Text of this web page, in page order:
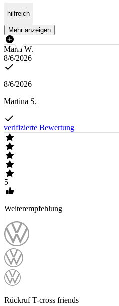
hilfreich
Mehr anzeigen
Maria W.
8/6/2026
8/6/2026
Martina S.
verifizierte Bewertung
5
Weiterempfehlung
Rückruf T-cross friends